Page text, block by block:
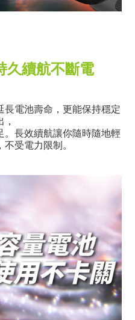
久續航不斷電
電池壽命，更能保持穩定
長效續航讓你隨時隨地輕
受電力限制。